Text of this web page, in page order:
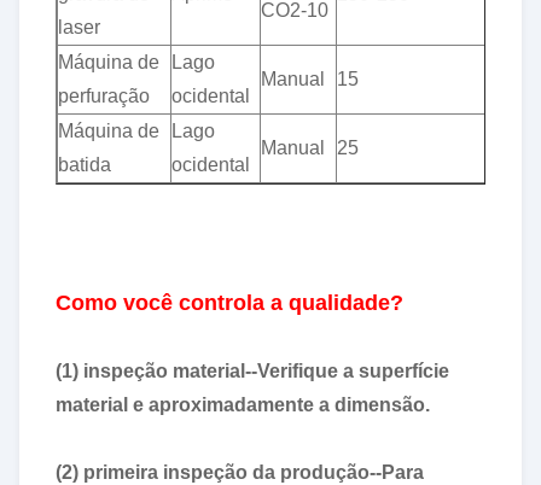
laser
CO2-10
Máquina de
perfuração
Lago
ocidental
Manual 15
Máquina de
batida
Lago
ocidental
Manual 25
Como você controla a qualidade?
(1) inspeção material--Verifique a superfície
material e aproximadamente a dimensão.
(2) primeira inspeção da produção--Para